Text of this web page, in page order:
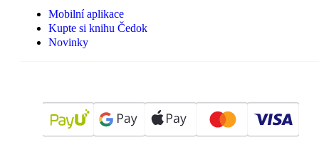
Mobilní aplikace
Kupte si knihu Čedok
Novinky